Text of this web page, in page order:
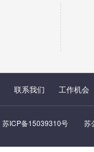
联系我们 工作机会
苏ICP备15039310号 苏